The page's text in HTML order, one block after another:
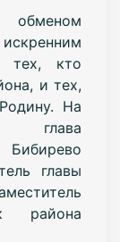
тех, кто
и тех,
На
глава
главы
района